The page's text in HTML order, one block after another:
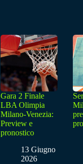
Gara 2 Finale
LBA Olimpia
Milano-Venezia:
Preview e
pronostico
13 Giugno
2026